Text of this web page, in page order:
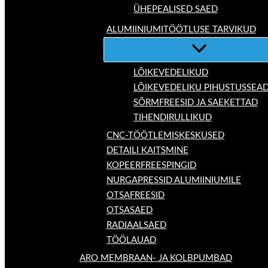
ÜHEPEALISED SAED
ALUMIINIUMITÖÖTLUSE TARVIKUD
LÕIKEVEDELIKUD
LÕIKEVEDELIKU
SÕRMFREESID JA SAEKETTAD
TIHENDIRULLIKUD
CNC-TÖÖTLEMISKESKUSED
DETAILI KAITSMINE
KOPEERFREESPINGID
NURGAPRESSID ALUMIINIUMILE
OTSAFREESID
OTSASAED
RADIAALSAED
TÖÖLAUAD
ARO MEMBRAAN- JA KOLBPUMBAD